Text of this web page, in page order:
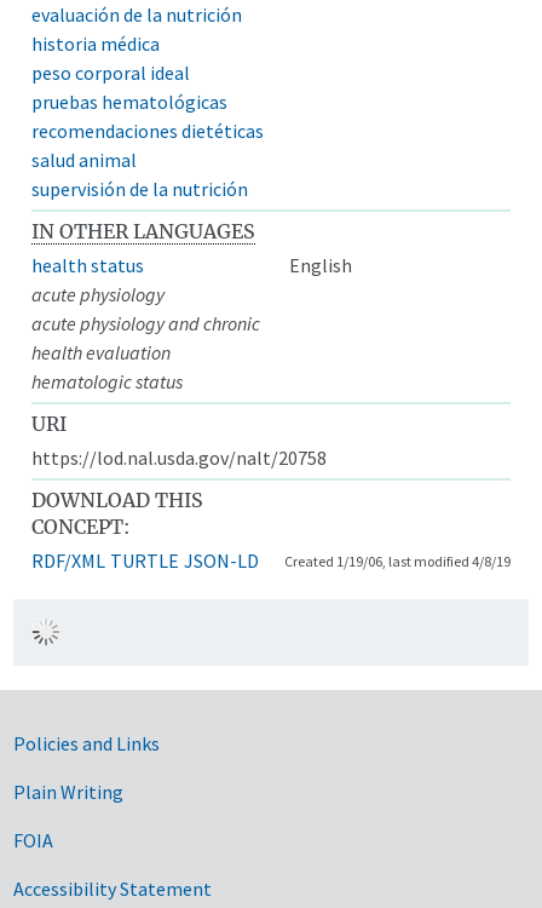
evaluación de la nutrición
historia médica
peso corporal ideal
pruebas hematológicas
recomendaciones dietéticas
salud animal
supervisión de la nutrición
IN OTHER LANGUAGES
health status
English
acute physiology
acute physiology and chronic
health evaluation
hematologic status
URI
https://lod.nal.usda.gov/nalt/20758
DOWNLOAD THIS
CONCEPT:
RDF/XML TURTLE JSON-LD Created 1/19/06, last modified 4/8/19
Government Links
Policies and Links
Plain Writing
FOIA
Accessibility Statement